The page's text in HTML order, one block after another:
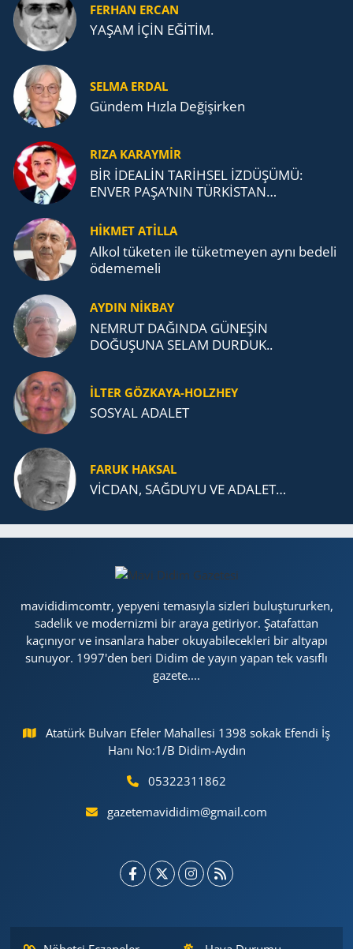
FERHAN ERCAN
YAŞAM İÇİN EĞİTİM.
SELMA ERDAL
Gündem Hızla Değişirken
RIZA KARAYMIR
BİR İDEALİN TARİHSEL İZDÜŞÜMÜ:
ENVER PAŞA’NIN TÜRKİSTAN
TEŞKİLATI’NA UZANAN MİRASI
HİKMET ATİLLA
Alkol tü­ke­ten ile tü­ket­me­yen aynı be­de­li
öde­me­me­li
AYDIN NİKBAY
NEMRUT DAĞINDA GÜNEŞİN
DOĞUŞUNA SELAM DURDUK..
İLTER GÖZKAYA-HOLZHEY
SOSYAL ADALET
FARUK HAKSAL
VİCDAN, SAĞ­DU­YU VE ADA­LET…
mavididimcomtr, yepyeni temasıyla sizleri buluştururken,
sadelik ve modernizmi bir araya getiriyor. Şatafattan
kaçınıyor ve insanlara haber okuyabilecekleri bir altyapı
sunuyor. 1997'den beri Didim de yayın yapan tek vasıflı
gazete....
Atatürk Bulvarı Efeler Mahallesi 1398 sokak Efendi İş
Hanı No:1/B Didim-Aydın
05322311862
gazetemavididim@gmail.com